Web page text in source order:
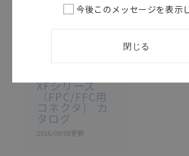
XFシリーズ
（FPC/FFC用
コネクタ） カ
タログ
2016/09/08更新
今後このメッセージを表示
閉じる